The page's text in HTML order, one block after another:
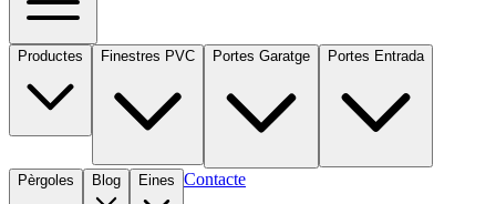
Productes Finestres PVC Portes Garatge Portes Entrada
Pèrgoles Blog Eines Contacte